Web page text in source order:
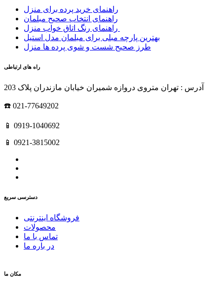
راهنمای خرید پرده برای منزل
راهنمای انتخاب صحیح مبلمان
بهترین پارچه مبلی برای مبلمان مدل استیل
طرز صحیح شست و شوی پرده ها منزل
راه های ارتباطی
آدرس : تهران متروی دروازه شمیران خیابان مازندران پلاک 203
☎️ 021-77649202
📱 0919-1040692
📱 0921-3815002
دسترسی سریع
فروشگاه اینترنتی
محصولات
تماس با ما
در باره ما
مکان ما